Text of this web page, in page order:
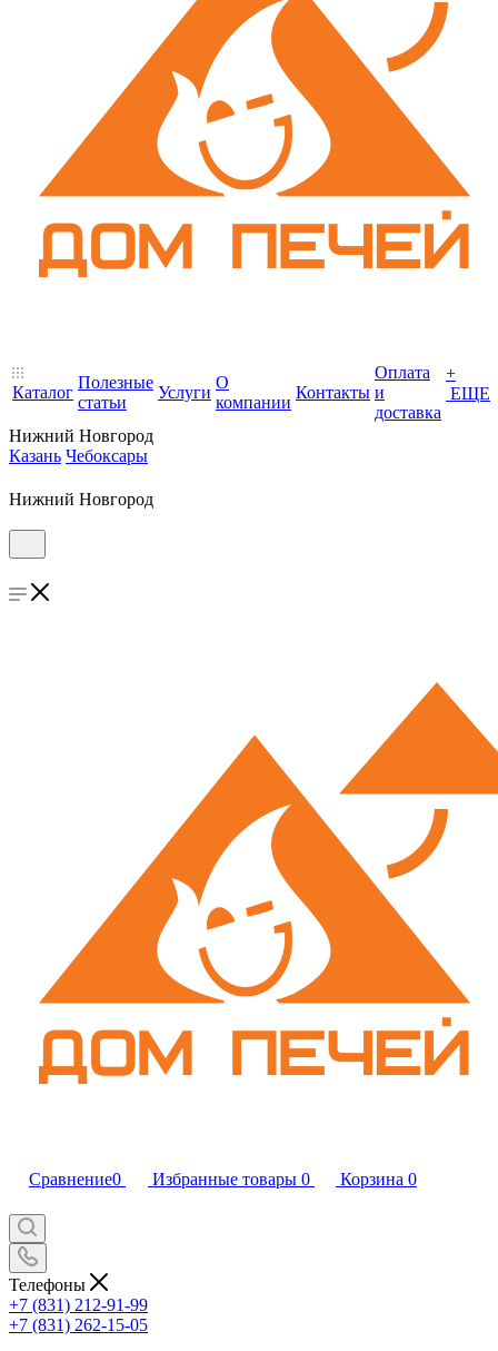
Каталог
Полезные
статьи
Услуги
О
компании
Контакты
Оплата
и
доставка
+
ЕЩЕ
Нижний Новгород
Казань Чебоксары
Нижний Новгород
Сравнение0 Избранные товары 0 Корзина 0
Телефоны
+7 (831) 212-91-99
+7 (831) 262-15-05